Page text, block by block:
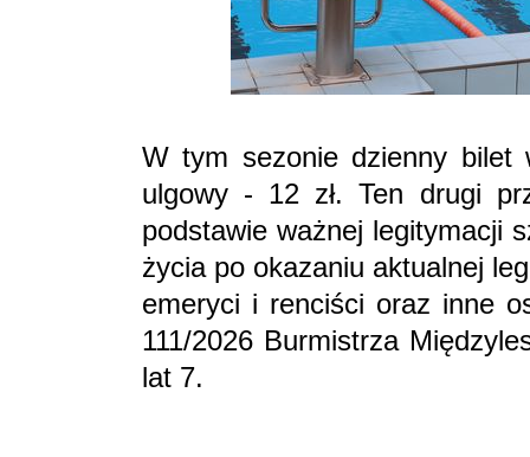
W tym sezonie dzienny bilet
ulgowy - 12 zł. Ten drugi
podstawie ważnej legitymacji
życia po okazaniu aktualnej
emeryci i renciści oraz inne
111/2026 Burmistrza
lat 7.